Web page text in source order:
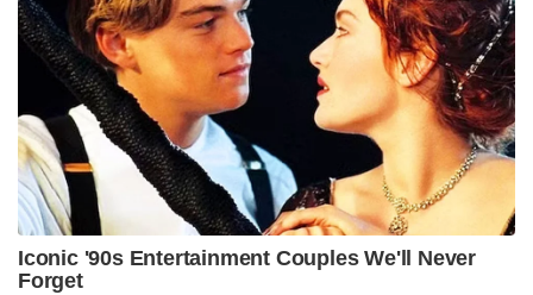
Iconic '90s Entertainment Couples We'll Never
Forget